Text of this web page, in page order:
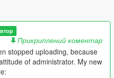
t20+hi.ytd
Прикриплений коментар
stopped uploading, because
of administrator. My new